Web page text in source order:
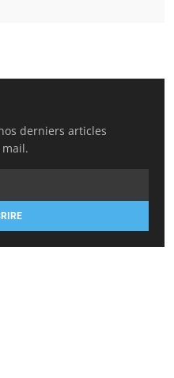
derniers articles